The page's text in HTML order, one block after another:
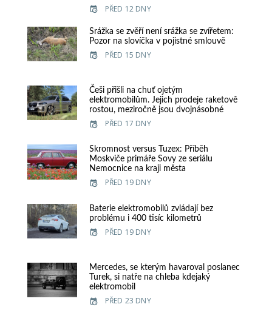
PŘED 12 DNY
Srážka se zvěří není srážka se zvířetem:
Pozor na slovíčka v pojistné smlouvě
PŘED 15 DNY
Češi přišli na chuť ojetým
elektromobilům. Jejich prodeje raketově
rostou, meziročně jsou dvojnásobné
PŘED 17 DNY
Skromnost versus Tuzex: Příběh
Moskviče primáře Sovy ze seriálu
Nemocnice na kraji města
PŘED 19 DNY
Baterie elektromobilů zvládají bez
problému i 400 tisíc kilometrů
PŘED 19 DNY
Mercedes, se kterým havaroval poslanec
Turek, si natře na chleba kdejaký
elektromobil
PŘED 23 DNY